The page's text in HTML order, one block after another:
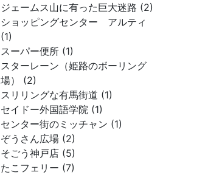
ジェームス山に有った巨大迷路 (2)
ショッピングセンター アルティ
(1)
スーパー便所 (1)
スターレーン（姫路のボーリング
場） (2)
スリリングな有馬街道 (1)
セイドー外国語学院 (1)
センター街のミッチャン (1)
ぞうさん広場 (2)
そごう神戸店 (5)
たこフェリー (7)